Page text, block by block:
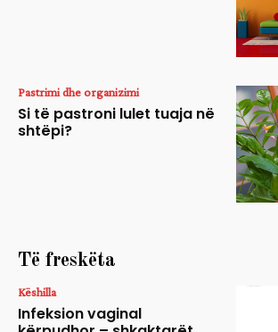
Pastrimi dhe organizimi
Si të pastroni lulet tuaja në
shtëpi?
Të freskëta
Këshilla
Infeksion vaginal